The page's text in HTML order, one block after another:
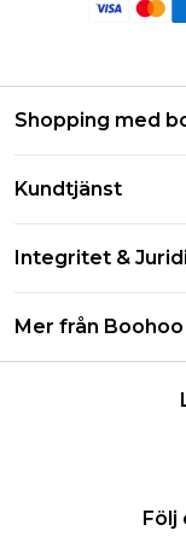
Shopping med
Studentrabatt -
Boohoo-appen
Storleksguide
Kundtjänst
Returnerar
Integritet &
Integritetspolicy
Mer från Boohoo
Följ